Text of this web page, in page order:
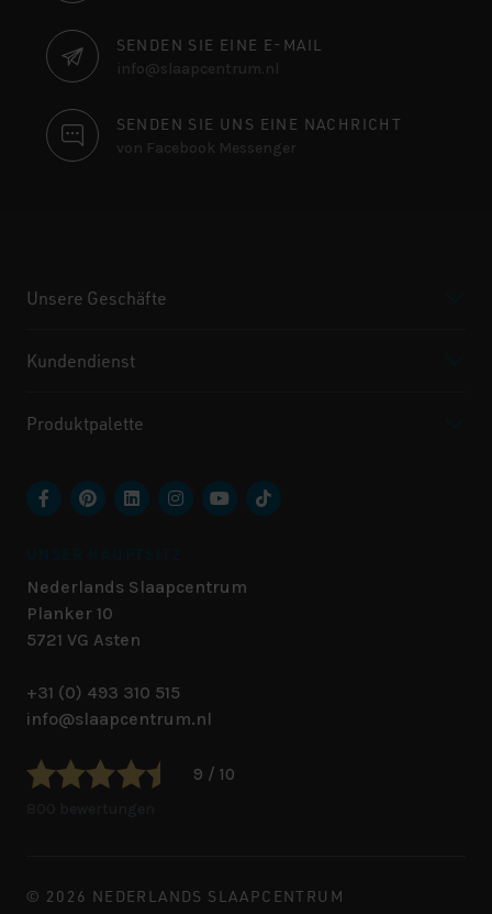
SENDEN SIE EINE E-MAIL
info@slaapcentrum.nl
SENDEN SIE UNS EINE NACHRICHT
von Facebook Messenger
Unsere Geschäfte
Kundendienst
Produktpalette
Nederlands Slaapcentrum
Planker 10
5721 VG Asten
+31 (0) 493 310 515
info@slaapcentrum.nl
9 / 10
© 2026 NEDERLANDS SLAAPCENTRUM